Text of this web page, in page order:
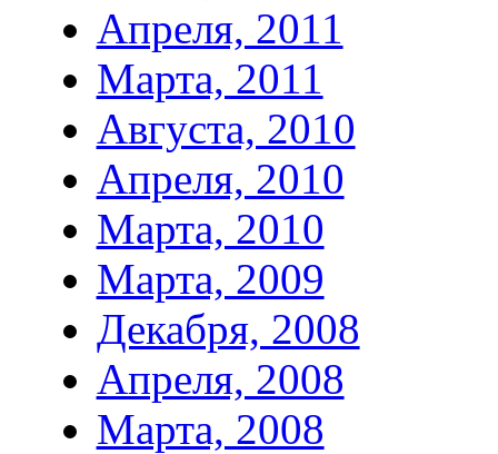
Апреля, 2011
Марта, 2011
Августа, 2010
Апреля, 2010
Марта, 2010
Марта, 2009
Декабря, 2008
Апреля, 2008
Марта, 2008